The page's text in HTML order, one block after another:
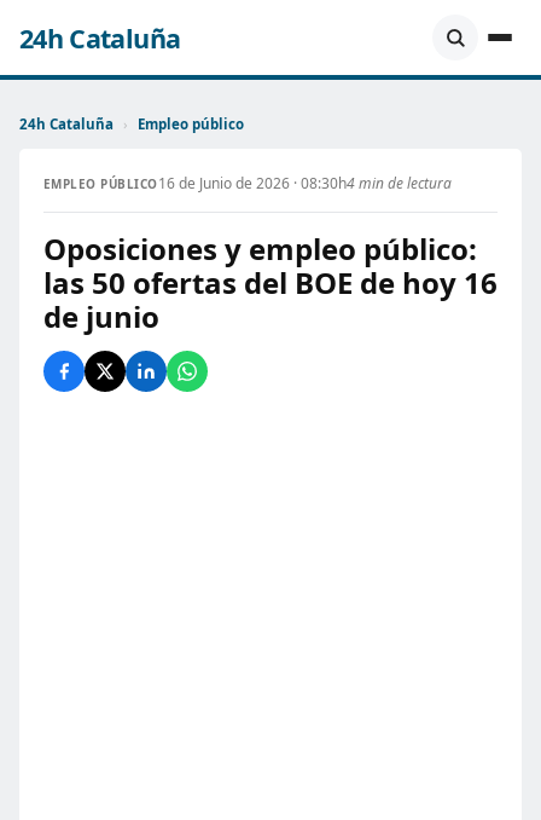
24h Cataluña
24h Cataluña › Empleo público
EMPLEO PÚBLICO16 de Junio de 2026 · 08:30h4 min de lectura
Oposiciones y empleo público:
las 50 ofertas del BOE de hoy 16
de junio